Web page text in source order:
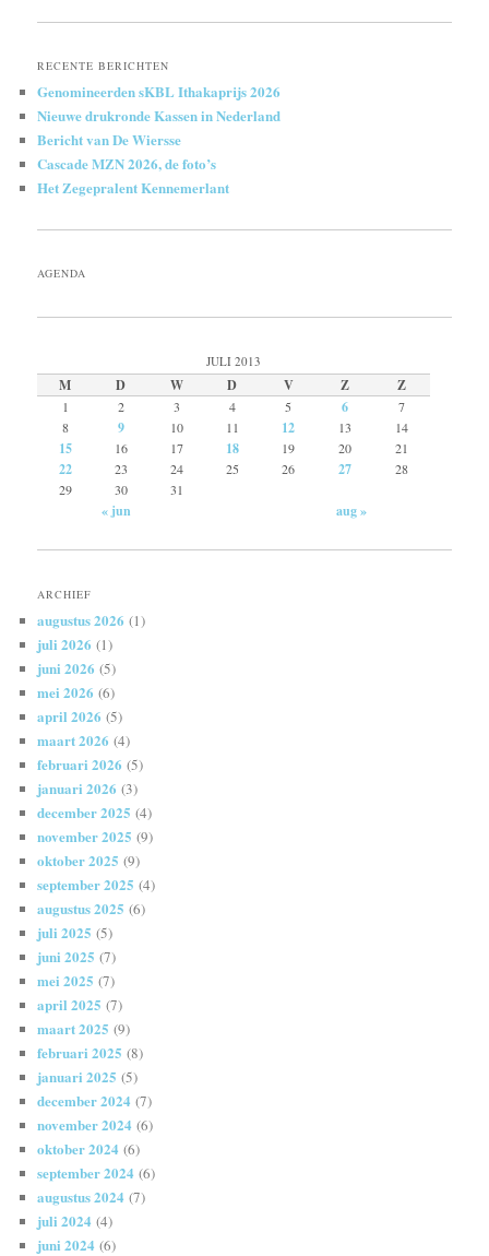
RECENTE BERICHTEN
Genomineerden sKBL Ithakaprijs 2026
Nieuwe drukronde Kassen in Nederland
Bericht van De Wiersse
Cascade MZN 2026, de foto’s
Het Zegepralent Kennemerlant
AGENDA
JULI 2013
M D W D V Z Z
1 2 3 4 5 6
7
8
9 10 11 12 13 14
15 16 17 18 19 20 21
22 23 24 25 26 27
28
29
30 31
« jun aug »
ARCHIEF
augustus 2026 (1)
juli 2026 (1)
juni 2026 (5)
mei 2026 (6)
april 2026 (5)
maart 2026 (4)
februari 2026 (5)
januari 2026 (3)
december 2025 (4)
november 2025 (9)
oktober 2025 (9)
september 2025 (4)
augustus 2025 (6)
juli 2025 (5)
juni 2025 (7)
mei 2025 (7)
april 2025 (7)
maart 2025 (9)
februari 2025 (8)
januari 2025 (5)
december 2024 (7)
november 2024 (6)
oktober 2024 (6)
september 2024 (6)
augustus 2024 (7)
juli 2024 (4)
juni 2024 (6)